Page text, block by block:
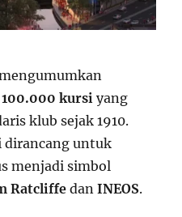
kursiyang
klub sejak 1910.
untuk
menjadi simbol
Ratcliffedan INEOS.